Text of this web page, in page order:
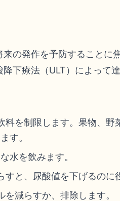
の発作を予防することに
下療法（ULT）によって達
を制限します。果物、野
す。
水を飲みます。
と、尿酸値を下げるのに
減らすか、排除します。